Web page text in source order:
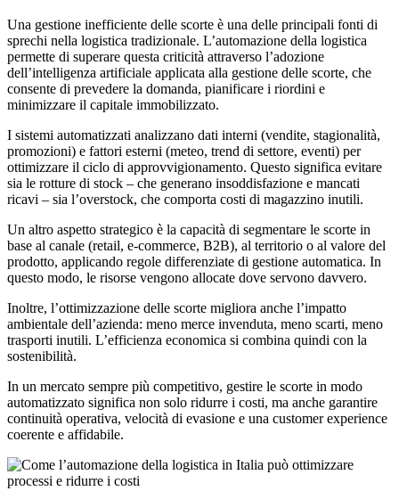
Una gestione inefficiente delle scorte è una delle principali fonti di
sprechi nella logistica tradizionale. L’automazione della logistica
permette di superare questa criticità attraverso l’adozione
dell’intelligenza artificiale applicata alla gestione delle scorte, che
consente di prevedere la domanda, pianificare i riordini e
minimizzare il capitale immobilizzato.
I sistemi automatizzati analizzano dati interni (vendite, stagionalità,
promozioni) e fattori esterni (meteo, trend di settore, eventi) per
ottimizzare il ciclo di approvvigionamento. Questo significa evitare
sia le rotture di stock – che generano insoddisfazione e mancati
ricavi – sia l’overstock, che comporta costi di magazzino inutili.
Un altro aspetto strategico è la capacità di segmentare le scorte in
base al canale (retail, e-commerce, B2B), al territorio o al valore del
prodotto, applicando regole differenziate di gestione automatica. In
questo modo, le risorse vengono allocate dove servono davvero.
Inoltre, l’ottimizzazione delle scorte migliora anche l’impatto
ambientale dell’azienda: meno merce invenduta, meno scarti, meno
trasporti inutili. L’efficienza economica si combina quindi con la
sostenibilità.
In un mercato sempre più competitivo, gestire le scorte in modo
automatizzato significa non solo ridurre i costi, ma anche garantire
continuità operativa, velocità di evasione e una customer experience
coerente e affidabile.